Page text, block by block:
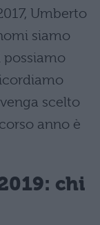
Umberto
siamo
scelto
anno è
: chi